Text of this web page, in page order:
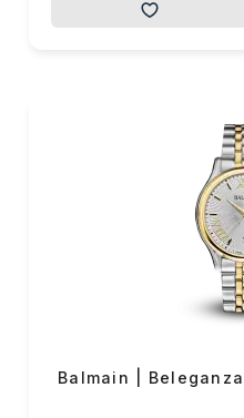
Balmain |